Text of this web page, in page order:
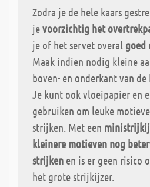
Zodra je de hele kaars
jevoorzichtig het
je of het servet overal goed
Maak indien nodig kleine
boven- en onderkant van de
Je kunt ook vloeipapier en
gebruiken om leuke
strijken. Met een
kleinere motieven nog
strijken en is er geen risico
het grote strijkijzer.